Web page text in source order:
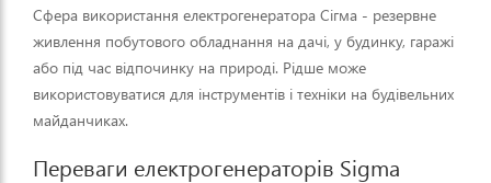
Сфера використання електрогенератора Сігма - резервне
живлення побутового обладнання на дачі, у будинку, гаражі
або під час відпочинку на природі. Рідше може
використовуватися для інструментів і техніки на будівельних
майданчиках.
Переваги електрогенераторів Sigma